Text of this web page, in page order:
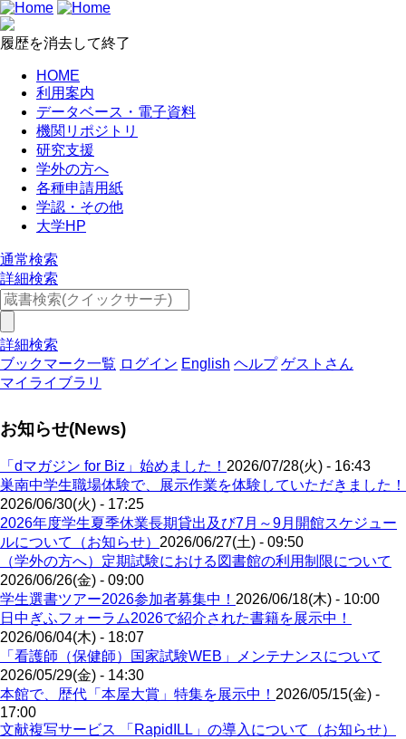
履歴を消去して終了
HOME
利用案内
データベース・電子資料
機関リポジトリ
研究支援
学外の方へ
各種申請用紙
学認・その他
大学HP
通常検索
詳細検索
詳細検索
ブックマーク一覧 ログイン English ヘルプ ゲストさん
マイライブラリ
お知らせ(News)
「dマガジン for Biz」始めました！ 2026/07/28(火) - 16:43
巣南中学生職場体験で、展示作業を体験していただきました！
2026/06/30(火) - 17:25
2026年度学生夏季休業長期貸出及び7月～9月開館スケジュー
ルについて（お知らせ） 2026/06/27(土) - 09:50
（学外の方へ）定期試験における図書館の利用制限について
2026/06/26(金) - 09:00
学生選書ツアー2026参加者募集中！ 2026/06/18(木) - 10:00
日中ぎふフォーラム2026で紹介された書籍を展示中！
2026/06/04(木) - 18:07
「看護師（保健師）国家試験WEB」メンテナンスについて
2026/05/29(金) - 14:30
本館で、歴代「本屋大賞」特集を展示中！ 2026/05/15(金) -
17:00
文献複写サービス 「RapidILL」の導入について（お知らせ）